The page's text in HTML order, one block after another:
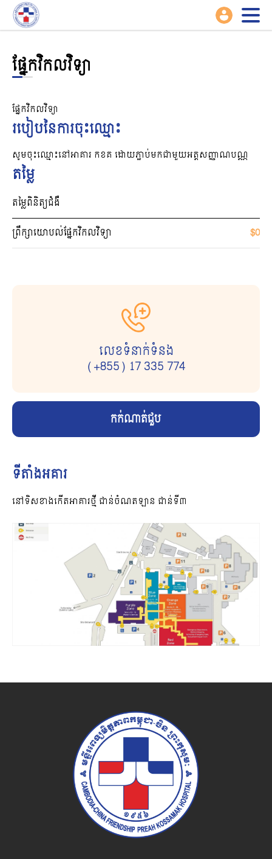
ផ្នែកវិកលវិទ្យា
ផ្នែកវិកលវិទ្យា
របៀបនៃការចុះឈ្មោះ
សូមចុះឈ្មោះនៅអាគារ កខគ ដោយភ្ជាប់មកជាមួយអត្តសញ្ញាណបណ្ណ
តម្លៃ
តម្លៃពិនិត្យជំងឺ
ព្រឹក្សាយោបល់ផ្នែកវិកលវិទ្យា
$0
លេខទំនាក់ទំនង
(+855) 17 335 774
កក់ណាត់ជួប
ទីតាំងអគារ
នៅទិសខាងកើតអាគារថ្មី ជាន់ចំណតឡាន ជាន់ទី៣